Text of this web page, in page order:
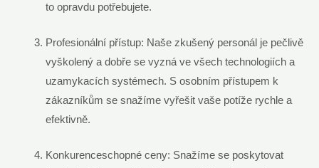
to opravdu potřebujete.
Profesionální přístup: Naše zkušený personál je pečlivě
vyškolený a dobře se vyzná ve všech technologiích a
uzamykacích systémech. S osobním přístupem k
zákazníkům se snažíme vyřešit vaše potíže rychle a
efektivně.
Konkurenceschopné ceny: Snažíme se poskytovat